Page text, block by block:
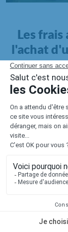
Les frais
l'achat
Il faut
pour la maison.
faut prendre
proposée par le
taxes
Quant auxfrais
Lorsque vous
nécessaire de
souvent